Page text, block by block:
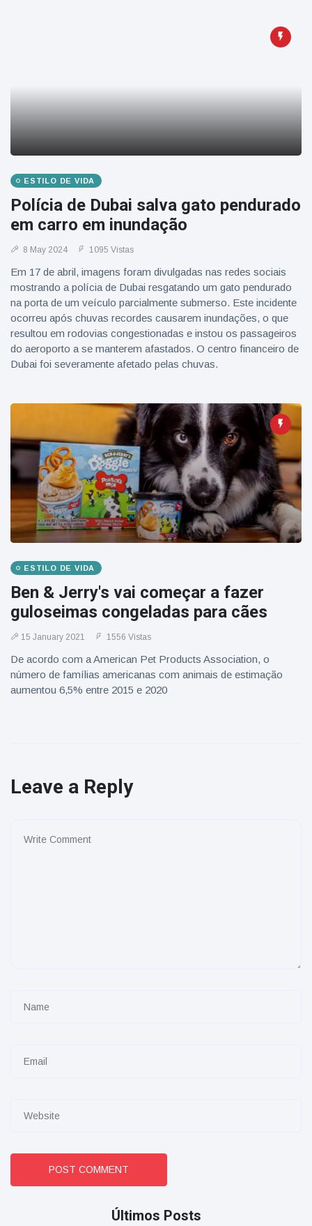
ESTILO DE VIDA
Polícia de Dubai salva gato pendurado
em carro em inundação
8 May 2024 1095 Vistas
Em 17 de abril, imagens foram divulgadas nas redes sociais
mostrando a polícia de Dubai resgatando um gato pendurado
na porta de um veículo parcialmente submerso. Este incidente
ocorreu após chuvas recordes causarem inundações, o que
resultou em rodovias congestionadas e instou os passageiros
do aeroporto a se manterem afastados. O centro financeiro de
Dubai foi severamente afetado pelas chuvas.
ESTILO DE VIDA
Ben & Jerry's vai começar a fazer
guloseimas congeladas para cães
15 January 2021 1556 Vistas
De acordo com a American Pet Products Association, o
número de famílias americanas com animais de estimação
aumentou 6,5% entre 2015 e 2020
Leave a Reply
POST COMMENT
Últimos Posts